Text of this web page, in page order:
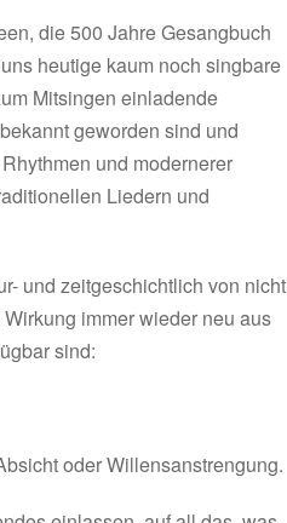
die 500 Jahre Gesangbuch
heutige kaum noch singbare
Mitsingen einladende
geworden sind und
und modernerer
Liedern und
und zeitgeschichtlich von nicht
immer wieder neu aus
sind:
oder Willensanstrengung.